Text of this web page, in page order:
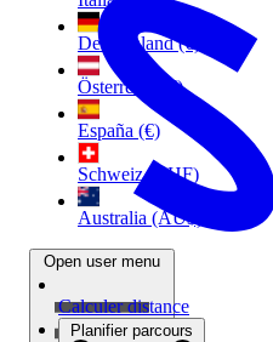
Deutschland (€)
Österreich (€)
España (€)
Schweiz (CHF)
Australia (AU$)
Open user menu
Calculer distance
Planifier parcours